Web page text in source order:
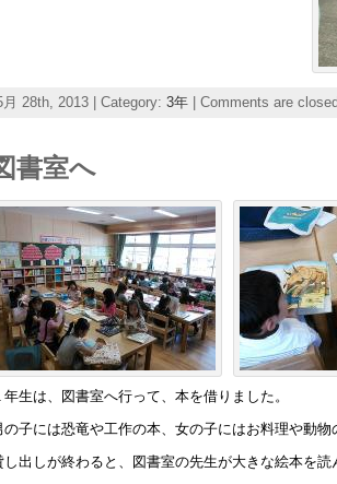
月 28th, 2013 | Category: 3年| Comments are closed
書室へ
年生は、図書室へ行って、本を借りました。
の子には恐竜や工作の本、女の子にはお料理や動物
し出しが終わると、図書室の先生が大きな絵本を読